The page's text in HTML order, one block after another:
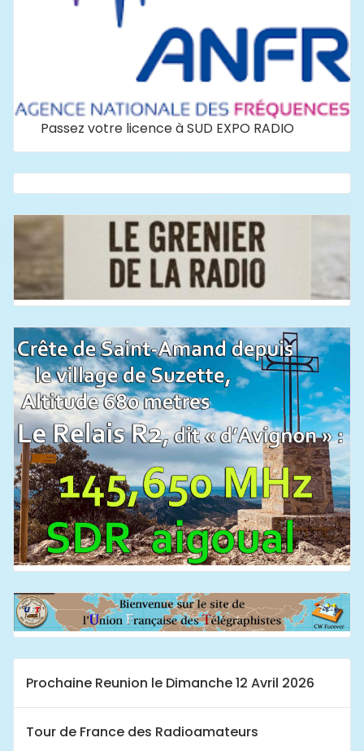
Passez votre licence à SUD EXPO RADIO
Prochaine Reunion le Dimanche 12 Avril 2026
Tour de France des Radioamateurs